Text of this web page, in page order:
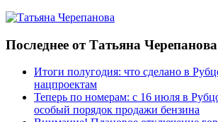
Последнее от Татьяна Черепанова
Итоги полугодия: что сделано в
нацпроектам
Теперь по номерам: с 16 июля в
особый порядок продажи бензина